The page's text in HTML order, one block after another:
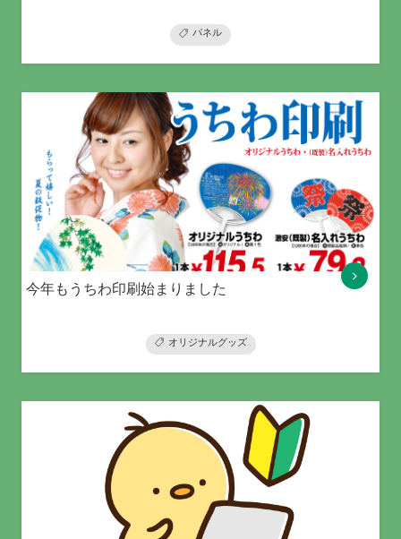
パネル
今年もうちわ印刷始まりました
オリジナルグッズ